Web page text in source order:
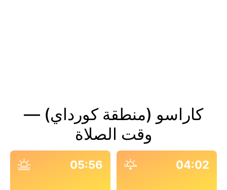
كاراسو (منطقة كورداي) —
وقت الصلاة
04:02
05:56